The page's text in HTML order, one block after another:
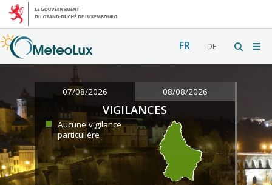
FR DE
07/08/2026 08/08/2026
VIGILANCES
Aucune vigilance
particulière